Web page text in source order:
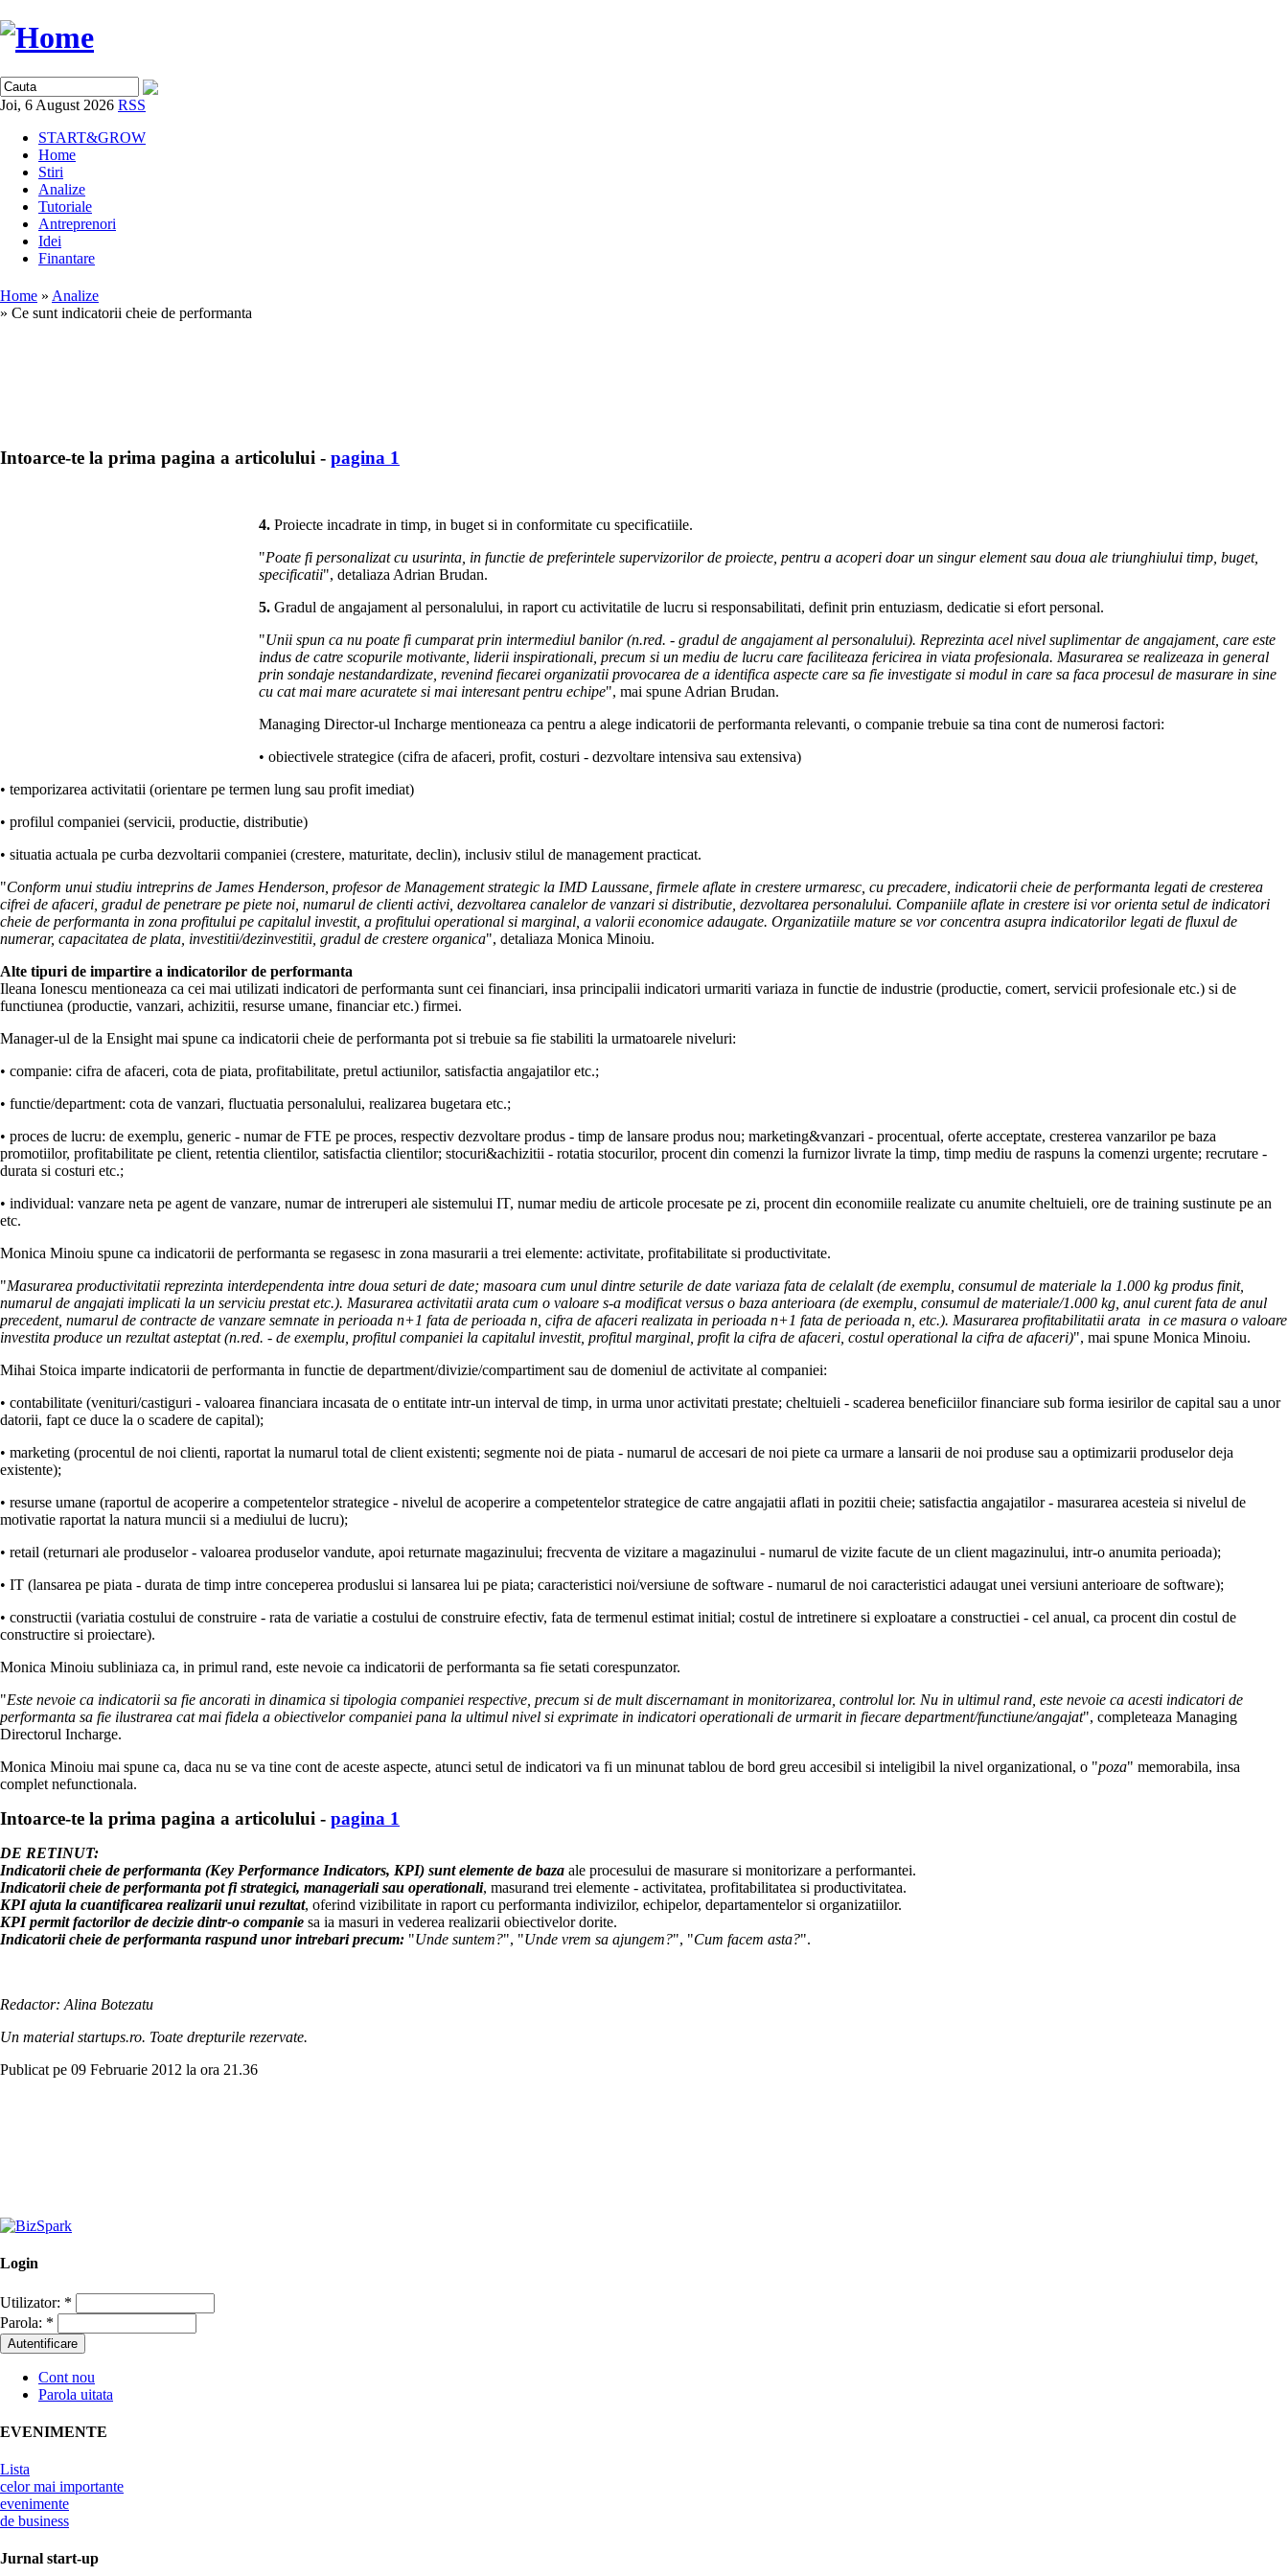
Joi, 6 August 2026 RSS
START&GROW
Home
Stiri
Analize
Tutoriale
Antreprenori
Idei
Finantare
Home » Analize
» Ce sunt indicatorii cheie de performanta
Intoarce-te la prima pagina a articolului - pagina 1
4. Proiecte incadrate in timp, in buget si in conformitate cu specificatiile.
"Poate fi personalizat cu usurinta, in functie de preferintele supervizorilor de proiecte, pentru a acoperi doar un singur element sau doua ale triunghiului timp, buget,
specificatii", detaliaza Adrian Brudan.
5. Gradul de angajament al personalului, in raport cu activitatile de lucru si responsabilitati, definit prin entuziasm, dedicatie si efort personal.
"Unii spun ca nu poate fi cumparat prin intermediul banilor (n.red. - gradul de angajament al personalului). Reprezinta acel nivel suplimentar de angajament, care este
indus de catre scopurile motivante, liderii inspirationali, precum si un mediu de lucru care faciliteaza fericirea in viata profesionala. Masurarea se realizeaza in general
prin sondaje nestandardizate, revenind fiecarei organizatii provocarea de a identifica aspecte care sa fie investigate si modul in care sa faca procesul de masurare in sine
cu cat mai mare acuratete si mai interesant pentru echipe", mai spune Adrian Brudan.
Managing Director-ul Incharge mentioneaza ca pentru a alege indicatorii de performanta relevanti, o companie trebuie sa tina cont de numerosi factori:
• obiectivele strategice (cifra de afaceri, profit, costuri - dezvoltare intensiva sau extensiva)
• temporizarea activitatii (orientare pe termen lung sau profit imediat)
• profilul companiei (servicii, productie, distributie)
• situatia actuala pe curba dezvoltarii companiei (crestere, maturitate, declin), inclusiv stilul de management practicat.
"Conform unui studiu intreprins de James Henderson, profesor de Management strategic la IMD Laussane, firmele aflate in crestere urmaresc, cu precadere, indicatorii cheie de performanta legati de cresterea
cifrei de afaceri, gradul de penetrare pe piete noi, numarul de clienti activi, dezvoltarea canalelor de vanzari si distributie, dezvoltarea personalului. Companiile aflate in crestere isi vor orienta setul de indicatori
cheie de performanta in zona profitului pe capitalul investit, a profitului operational si marginal, a valorii economice adaugate. Organizatiile mature se vor concentra asupra indicatorilor legati de fluxul de
numerar, capacitatea de plata, investitii/dezinvestitii, gradul de crestere organica", detaliaza Monica Minoiu.
Alte tipuri de impartire a indicatorilor de performanta
Ileana Ionescu mentioneaza ca cei mai utilizati indicatori de performanta sunt cei financiari, insa principalii indicatori urmariti variaza in functie de industrie (productie, comert, servicii profesionale etc.) si de
functiunea (productie, vanzari, achizitii, resurse umane, financiar etc.) firmei.
Manager-ul de la Ensight mai spune ca indicatorii cheie de performanta pot si trebuie sa fie stabiliti la urmatoarele niveluri:
• companie: cifra de afaceri, cota de piata, profitabilitate, pretul actiunilor, satisfactia angajatilor etc.;
• functie/department: cota de vanzari, fluctuatia personalului, realizarea bugetara etc.;
• proces de lucru: de exemplu, generic - numar de FTE pe proces, respectiv dezvoltare produs - timp de lansare produs nou; marketing&vanzari - procentual, oferte acceptate, cresterea vanzarilor pe baza
promotiilor, profitabilitate pe client, retentia clientilor, satisfactia clientilor; stocuri&achizitii - rotatia stocurilor, procent din comenzi la furnizor livrate la timp, timp mediu de raspuns la comenzi urgente; recrutare -
durata si costuri etc.;
• individual: vanzare neta pe agent de vanzare, numar de intreruperi ale sistemului IT, numar mediu de articole procesate pe zi, procent din economiile realizate cu anumite cheltuieli, ore de training sustinute pe an
etc.
Monica Minoiu spune ca indicatorii de performanta se regasesc in zona masurarii a trei elemente: activitate, profitabilitate si productivitate.
"Masurarea productivitatii reprezinta interdependenta intre doua seturi de date; masoara cum unul dintre seturile de date variaza fata de celalalt (de exemplu, consumul de materiale la 1.000 kg produs finit,
numarul de angajati implicati la un serviciu prestat etc.). Masurarea activitatii arata cum o valoare s-a modificat versus o baza anterioara (de exemplu, consumul de materiale/1.000 kg, anul curent fata de anul
precedent, numarul de contracte de vanzare semnate in perioada n+1 fata de perioada n, cifra de afaceri realizata in perioada n+1 fata de perioada n, etc.). Masurarea profitabilitatii arata in ce masura o valoare
investita produce un rezultat asteptat (n.red. - de exemplu, profitul companiei la capitalul investit, profitul marginal, profit la cifra de afaceri, costul operational la cifra de afaceri)", mai spune Monica Minoiu.
Mihai Stoica imparte indicatorii de performanta in functie de department/divizie/compartiment sau de domeniul de activitate al companiei:
• contabilitate (venituri/castiguri - valoarea financiara incasata de o entitate intr-un interval de timp, in urma unor activitati prestate; cheltuieli - scaderea beneficiilor financiare sub forma iesirilor de capital sau a unor
datorii, fapt ce duce la o scadere de capital);
• marketing (procentul de noi clienti, raportat la numarul total de client existenti; segmente noi de piata - numarul de accesari de noi piete ca urmare a lansarii de noi produse sau a optimizarii produselor deja
existente);
• resurse umane (raportul de acoperire a competentelor strategice - nivelul de acoperire a competentelor strategice de catre angajatii aflati in pozitii cheie; satisfactia angajatilor - masurarea acesteia si nivelul de
motivatie raportat la natura muncii si a mediului de lucru);
• retail (returnari ale produselor - valoarea produselor vandute, apoi returnate magazinului; frecventa de vizitare a magazinului - numarul de vizite facute de un client magazinului, intr-o anumita perioada);
• IT (lansarea pe piata - durata de timp intre conceperea produslui si lansarea lui pe piata; caracteristici noi/versiune de software - numarul de noi caracteristici adaugat unei versiuni anterioare de software);
• constructii (variatia costului de construire - rata de variatie a costului de construire efectiv, fata de termenul estimat initial; costul de intretinere si exploatare a constructiei - cel anual, ca procent din costul de
constructire si proiectare).
Monica Minoiu subliniaza ca, in primul rand, este nevoie ca indicatorii de performanta sa fie setati corespunzator.
"Este nevoie ca indicatorii sa fie ancorati in dinamica si tipologia companiei respective, precum si de mult discernamant in monitorizarea, controlul lor. Nu in ultimul rand, este nevoie ca acesti indicatori de
performanta sa fie ilustrarea cat mai fidela a obiectivelor companiei pana la ultimul nivel si exprimate in indicatori operationali de urmarit in fiecare department/functiune/angajat", completeaza Managing
Directorul Incharge.
Monica Minoiu mai spune ca, daca nu se va tine cont de aceste aspecte, atunci setul de indicatori va fi un minunat tablou de bord greu accesibil si inteligibil la nivel organizational, o "poza" memorabila, insa
complet nefunctionala.
Intoarce-te la prima pagina a articolului - pagina 1
DE RETINUT:
Indicatorii cheie de performanta (Key Performance Indicators, KPI) sunt elemente de baza ale procesului de masurare si monitorizare a performantei.
Indicatorii cheie de performanta pot fi strategici, manageriali sau operationali, masurand trei elemente - activitatea, profitabilitatea si productivitatea.
KPI ajuta la cuantificarea realizarii unui rezultat, oferind vizibilitate in raport cu performanta indivizilor, echipelor, departamentelor si organizatiilor.
KPI permit factorilor de decizie dintr-o companie sa ia masuri in vederea realizarii obiectivelor dorite.
Indicatorii cheie de performanta raspund unor intrebari precum: "Unde suntem?", "Unde vrem sa ajungem?", "Cum facem asta?".
Redactor: Alina Botezatu
Un material startups.ro. Toate drepturile rezervate.
Publicat pe 09 Februarie 2012 la ora 21.36
Login
Utilizator: *
Parola: *
Cont nou
Parola uitata
EVENIMENTE
Lista
celor mai importante
evenimente
de business
Jurnal start-up